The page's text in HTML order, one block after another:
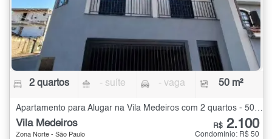
2 quartos - suíte - vaga 50 m²
Vila Medeiros
Zona Norte - São Paulo
R$ 2.100
Condomínio: R$ 50